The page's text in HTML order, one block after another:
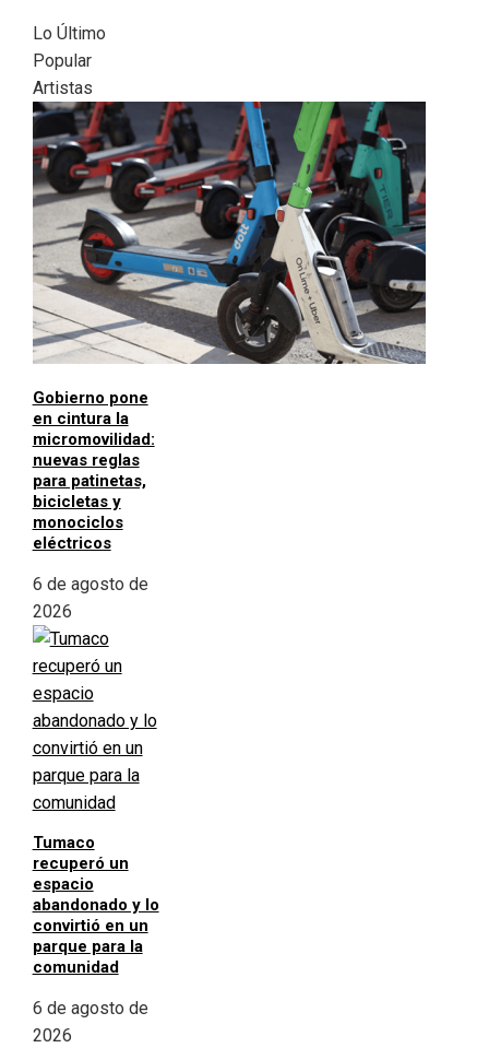
Lo Último
Popular
Artistas
Gobierno pone
en cintura la
micromovilidad:
nuevas reglas
para patinetas,
bicicletas y
monociclos
eléctricos
6 de agosto de
2026
Tumaco
recuperó un
espacio
abandonado y lo
convirtió en un
parque para la
comunidad
6 de agosto de
2026